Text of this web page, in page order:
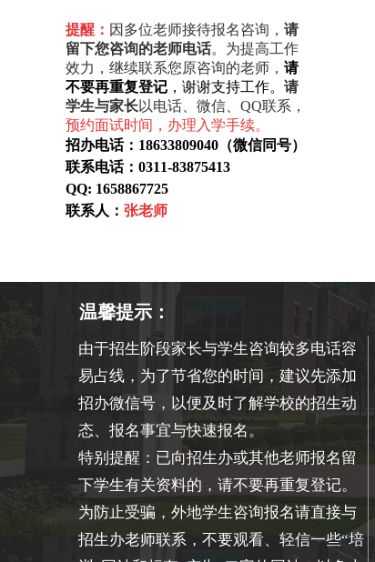
提醒： 因多位老师接待报名咨询 ， 请
留下您咨询的老师电话。 为提高工作
效力，继续联系您原咨询的老师 ， 请
不要再重复登记 ， 谢谢支持工作。 请
学生与家长以电话 微信 QQ联系 ，
预约面试时间 ， 办理入学手续。
招办电话： 18633809040 （微信同号）
联系电话：0311-83875413
QQ: 1658867725
联系人： 张老师
温馨提示：
由于招生阶段家长与学生咨询较多电话容
易占线，为了节省您的时间，建议先添加
招办微信号，以便及时了解学校的招生动
态、报名事宜与快速报名。
特别提醒：已向招生办或其他老师报名留
下学生有关资料的，请不要再重复登记。
为防止受骗，外地学生咨询报名请直接与
招生办老师联系，不要观看、轻信一些“培